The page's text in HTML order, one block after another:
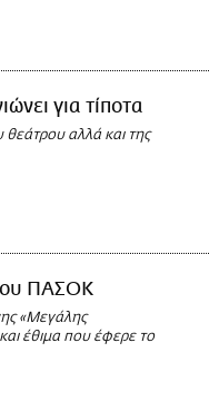
για τίποτα
θεάτρου αλλά και της
ΠΑΣΟΚ
«Μεγάλης
έθιμα που έφερε το